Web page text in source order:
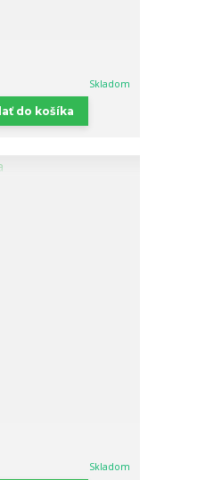
Skladom
do košíka
Skladom